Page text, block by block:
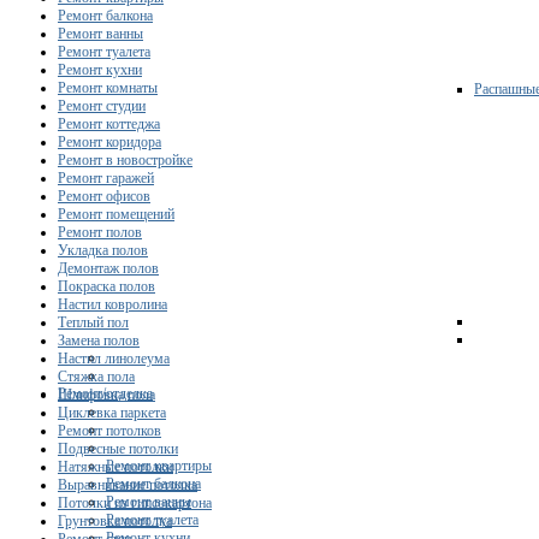
Ремонт/отделка
Ремонт квартиры
Ремонт балкона
Ремонт ванны
Ремонт туалета
Ремонт балкона
Ремонт ванны
Ремонт туалета
Ремонт кухни
Ремонт комнаты
Ремонт студии
Ремонт коттеджа
Ремонт коридора
Ремонт в новостройке
Ремонт гаражей
Ремонт офисов
Ремонт помещений
Ремонт полов
Укладка полов
Демонтаж полов
Покраска полов
Настил ковролина
Теплый пол
Замена полов
Настил линолеума
Стяжка пола
Шлифовка пола
Циклевка паркета
Ремонт потолков
Подвесные потолки
Натяжные потолки
Выравнивание потолка
Потолки из гипсокартона
Грунтовка потолка